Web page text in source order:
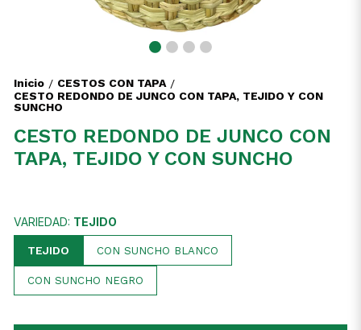
Inicio / CESTOS CON TAPA /
CESTO REDONDO DE JUNCO CON TAPA, TEJIDO Y CON
SUNCHO
CESTO REDONDO DE JUNCO CON
TAPA, TEJIDO Y CON SUNCHO
VARIEDAD: TEJIDO
TEJIDO CON SUNCHO BLANCO
CON SUNCHO NEGRO